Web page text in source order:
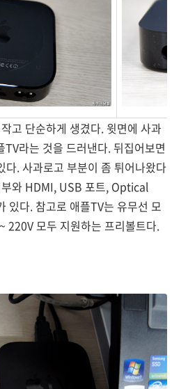
고 단순하게 생겼다. 윗면에 사과
라는 것을 드러낸다. 뒤집어보면
다. 사과로고 부분이 좀 튀어나왔다
와 HDMI, USB 포트, Optical
있다. 참고로 애플TV는 유무선 모
220V 모두 지원하는 프리볼트다.